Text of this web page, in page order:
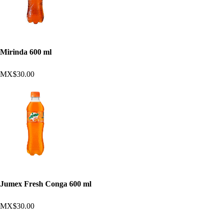
Mirinda 600 ml
MX$30.00
Jumex Fresh Conga 600 ml
MX$30.00